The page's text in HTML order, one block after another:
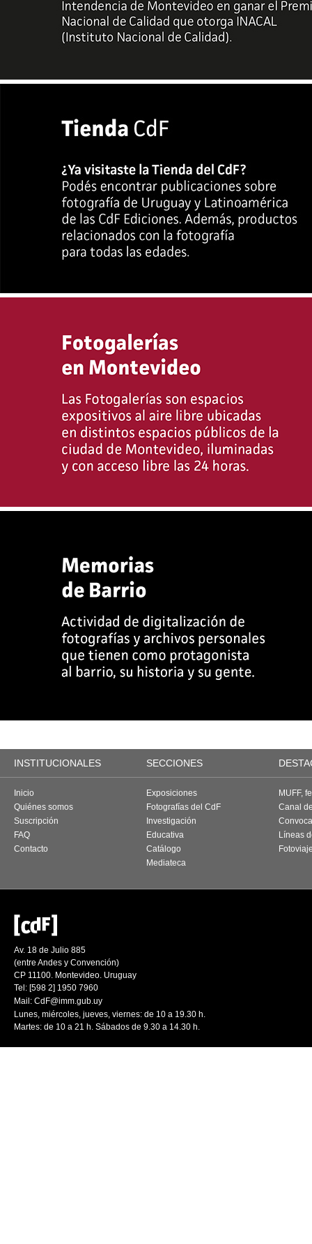
INSTITUCIONALES SECCIONES
Inicio
Quiénes somos
Suscripción
FAQ
Contacto
Exposiciones
Fotografías del CdF
Investigación
Educativa
Catálogo
Mediateca
MUFF,
Canal
Líneas
Av. 18 de Julio 885
(entre Andes y Convención)
CP 11100. Montevideo. Uruguay
Tel: [598 2] 1950 7960
Mail: CdF@imm.gub.uy
Lunes, miércoles, jueves, viernes: de 10 a 19.30 h.
Martes: de 10 a 21 h. Sábados de 9.30 a 14.30 h.